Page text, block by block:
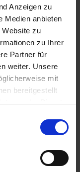
Anzeigen zu
Medien anbieten
Website zu
zu Ihrer
Partner für
weiter. Unsere
mit
bereitgestellt
der Dienste
Drilltechnik
Bodenzustand
wird gleich mit
können Kosten